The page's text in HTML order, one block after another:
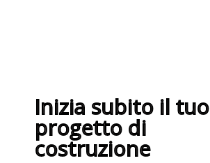
Inizia subito il tuo
progetto di
costruzione